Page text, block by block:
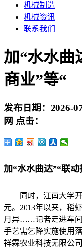
机械制造
机械资讯
联系我们
加“水水曲
商业”等“
发布日期： 2026-
网 点击：
加“水水曲达”“联
同时，江南大学开
元。2013年以来，稻
月异……记者走进车间
手艺需乞降实施使用
祥霖农业科技无限公